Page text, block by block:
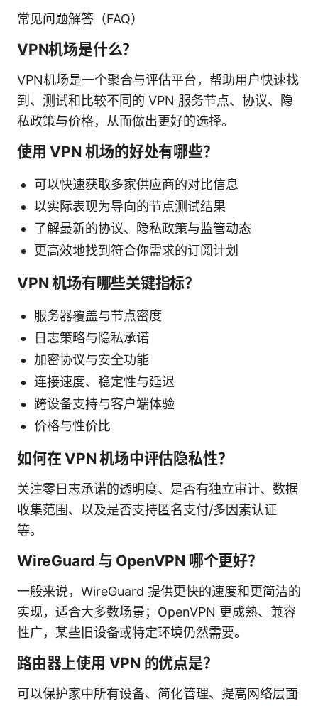
常见问题解答（FAQ）
VPN机场是什么？
VPN机场是一个聚合与评估平台，帮助用户快速找
到、测试和比较不同的 VPN 服务节点、协议、隐
私政策与价格，从而做出更好的选择。
使用 VPN 机场的好处有哪些？
可以快速获取多家供应商的对比信息
以实际表现为导向的节点测试结果
了解最新的协议、隐私政策与监管动态
更高效地找到符合你需求的订阅计划
VPN 机场有哪些关键指标？
服务器覆盖与节点密度
日志策略与隐私承诺
加密协议与安全功能
连接速度、稳定性与延迟
跨设备支持与客户端体验
价格与性价比
如何在 VPN 机场中评估隐私性？
关注零日志承诺的透明度、是否有独立审计、数据
收集范围、以及是否支持匿名支付/多因素认证
等。
WireGuard 与 OpenVPN 哪个更好？
一般来说，WireGuard 提供更快的速度和更简洁的
实现，适合大多数场景；OpenVPN 更成熟、兼容
性广，某些旧设备或特定环境仍然需要。
路由器上使用 VPN 的优点是？
可以保护家中所有设备、简化管理、提高网络层面